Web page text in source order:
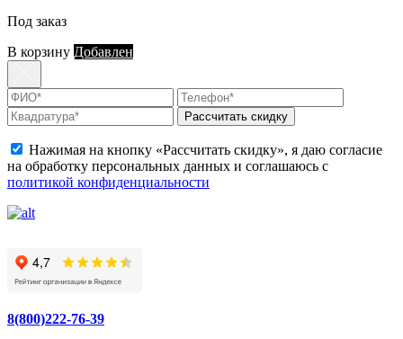
Под заказ
В корзину Добавлен
Рассчитать скидку
Нажимая на кнопку «Рассчитать скидку», я даю согласие
на обработку персональных данных и соглашаюсь с
политикой конфиденциальности
8(800)222-76-39